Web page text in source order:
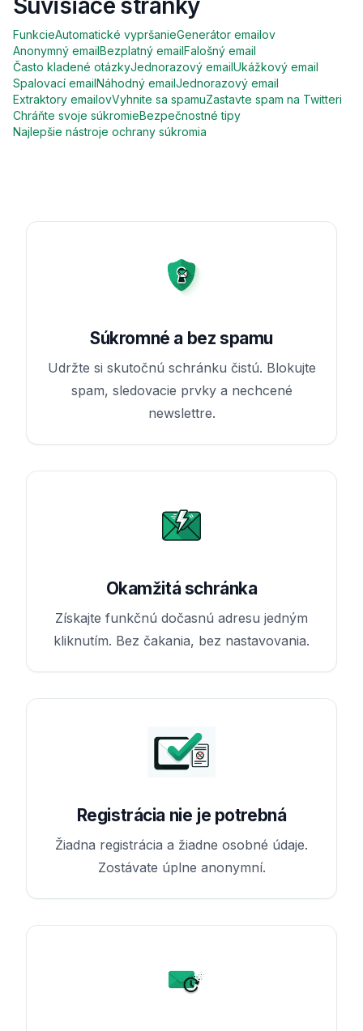
Súvisiace stránky
FunkcieAutomatické vypršanieGenerátor emailov
Anonymný emailBezplatný emailFalošný email
Často kladené otázkyJednorazový emailUkážkový email
Spalovací emailNáhodný emailJednorazový email
Extraktory emailovVyhnite sa spamuZastavte spam na Twitteri
Chráňte svoje súkromieBezpečnostné tipy
Najlepšie nástroje ochrany súkromia
Súkromné a bez spamu
Udržte si skutočnú schránku čistú. Blokujte
spam, sledovacie prvky a nechcené
newslettre.
Okamžitá schránka
Získajte funkčnú dočasnú adresu jedným
kliknutím. Bez čakania, bez nastavovania.
Registrácia nie je potrebná
Žiadna registrácia a žiadne osobné údaje.
Zostávate úplne anonymní.